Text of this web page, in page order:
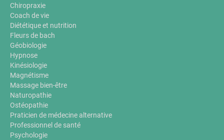
Chiropraxie
Coach de vie
Diététique et nutrition
Fleurs de bach
Géobiologie
Hypnose
Kinésiologie
Magnétisme
Massage bien-être
Naturopathie
Ostéopathie
Praticien de médecine alternative
Professionnel de santé
Psychologie